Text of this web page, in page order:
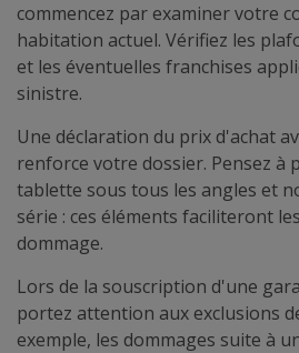
commencez par examiner votre
habitation actuel. Vérifiez les
et les éventuelles franchises
sinistre.
Une déclaration du prix d'achat
renforce votre dossier. Pensez
tablette sous tous les angles et
série : ces éléments faciliteront
dommage.
Lors de la souscription d'une
portez attention aux exclusions
exemple, les dommages suite à